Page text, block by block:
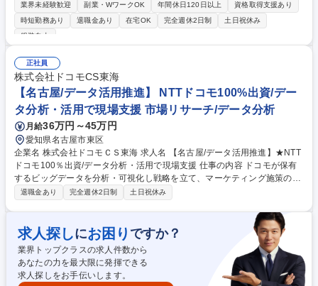
ーション提案に向けて、要件定義からシステムやサービスの設計・構築、
導入、保守・運用を役割に応じて担当して頂きます。自分が携わった仕事
や システムがお客様にどう活用され、働き方を改善できたか、ダイレクト
向上を実現するスマートプリンティングDX【担当業界一例】印刷業、お
よび印刷業務を含むBPO受託業など【今後のキャリア】提案から設計構築
を担うSEとしてご活躍いただき、将来的にはプリンティング事業を担う
企画業務や、提案SE、コンサル・PMとしてプロジェクト全体の俯瞰が可
能。 募集職種 愛知:SE(印刷業DX)-印刷業の業界課題をDX推進で解決/製造
現場DX/総合職採用
業界未経験歓迎 副業・WワークOK 年間休日120日以上
資格取得支援あり
時短勤務あり
退職金あり 在宅OK 完全週休2日制
土日祝休み
服装自由
正社員
株式会社ドコモCS東海
【名古屋/データ活用推進】 NTTドコモ100%出資/デー
タ分析・活用で現場支援 市場リサーチ/データ分析
月給36万円～45万円
愛知県名古屋市東区
企業名 株式会社ドコモＣＳ東海 求人名 【名古屋/データ活用推進】★NTT
ドコモ100％出資/データ分析・活用で現場支援 仕事の内容 ドコモが保有
するビッグデータを分析・可視化し戦略を立て、マーケティング施策の立
案や、現場(支社・ドコモショップ等)への展開・定着に向けた施策の提
案・提案】■ドコモの顧客データベースを用いた分析・可視化(属性、利用
状況、行動履歴など) ■お客様にあったサービス・料金の提案に向けた施策
の提案・ターゲティング ■最適なアプローチタイミングや手法(メール、電
話、窓口等)の提案 【支援施策の検証および改善提案】■施策実行後の効果
検証、分析データに基づいた改善提案 募集職種 【名古屋/データ活用推
進】★NTTドコモ100％出資/データ分析・活用で現場支援
退職金あり 完全週休2日制 土日祝休み
求人探しにお困り ですか？
業界トップクラスの求人件数から
あなたの力を最大限に発揮できる
求人探しをお手伝いします。